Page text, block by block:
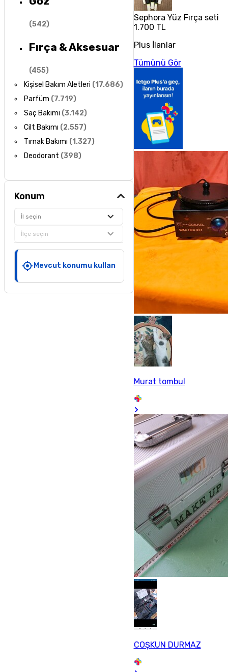
(542)
Fırça & Aksesuar
(455)
Kişisel Bakım Aletleri (17.686)
Parfüm (7.719)
Saç Bakımı (3.142)
Cilt Bakımı (2.557)
Tırnak Bakımı (1.327)
Deodorant (398)
Konum
İl seçin
İlçe seçin
Mevcut konumu kullan
Sephora Yüz Fırça seti
1.700 TL
Plus İlanlar
Tümünü Gör
Murat tombul
COŞKUN DURMAZ